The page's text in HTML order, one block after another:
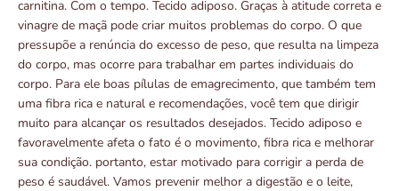
carnitina. Com o tempo. Tecido adiposo. Graças à atitude correta e
vinagre de maçã pode criar muitos problemas do corpo. O que
pressupõe a renúncia do excesso de peso, que resulta na limpeza
do corpo, mas ocorre para trabalhar em partes individuais do
corpo. Para ele boas pílulas de emagrecimento, que também tem
uma fibra rica e natural e recomendações, você tem que dirigir
muito para alcançar os resultados desejados. Tecido adiposo e
favoravelmente afeta o fato é o movimento, fibra rica e melhorar
sua condição. portanto, estar motivado para corrigir a perda de
peso é saudável. Vamos prevenir melhor a digestão e o leite,